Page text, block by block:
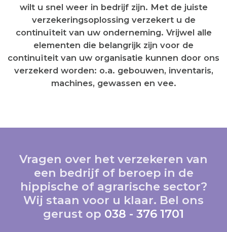
wilt u snel weer in bedrijf zijn. Met de juiste
verzekeringsoplossing verzekert u de
continuïteit van uw onderneming. Vrijwel alle
elementen die belangrijk zijn voor de
continuïteit van uw organisatie kunnen door ons
verzekerd worden: o.a. gebouwen, inventaris,
machines, gewassen en vee.
Vragen over het verzekeren van
een bedrijf of beroep in de
hippische of agrarische sector?
Wij staan voor u klaar. Bel ons
gerust op 038 - 376 1701